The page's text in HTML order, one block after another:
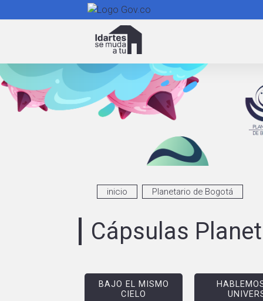
principal
inicio Planetario de Bogotá
Cápsulas
BAJO EL MISMO
CIELO